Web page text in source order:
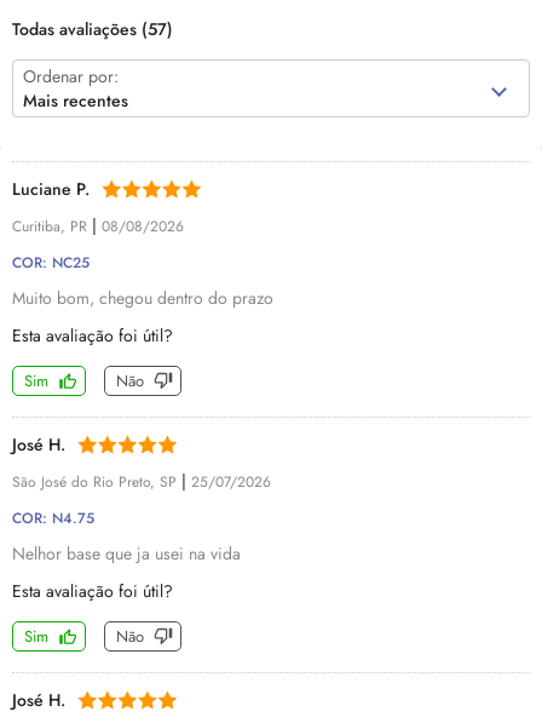
Todas avaliações (57)
Ordenar por:
Mais recentes
Luciane P.
Curitiba, PR | 08/08/2026
COR: NC25
Muito bom, chegou dentro do prazo
Esta avaliação foi útil?
Sim Não
José H.
São José do Rio Preto, SP | 25/07/2026
COR: N4.75
Nelhor base que ja usei na vida
Esta avaliação foi útil?
Sim Não
José H.